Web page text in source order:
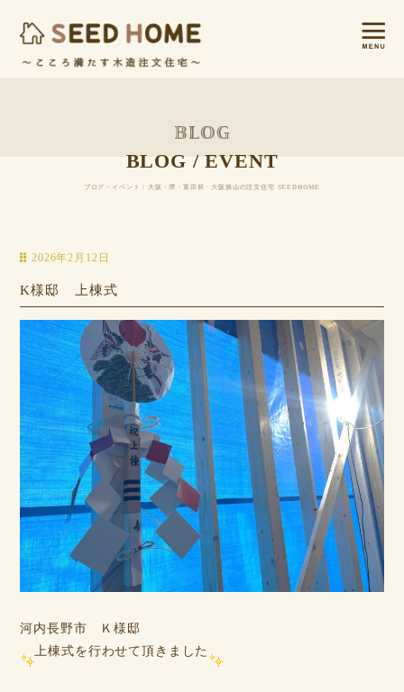
BLOG / EVENT
ブログ・イベント / 大阪・堺・富田林・大阪狭山の注文住宅 SEEDHOME
2026年2月12日
K様邸 上棟式
河内長野市 Ｋ様邸
上棟式を行わせて頂きました